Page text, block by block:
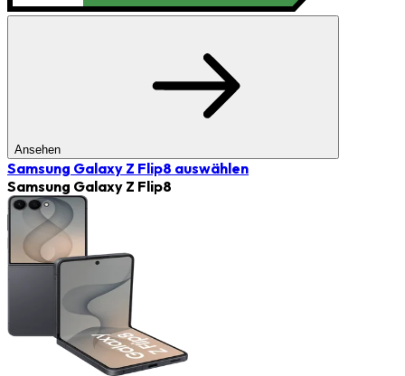
Ansehen
Samsung Galaxy Z Flip8 auswählen
Samsung Galaxy Z Flip8